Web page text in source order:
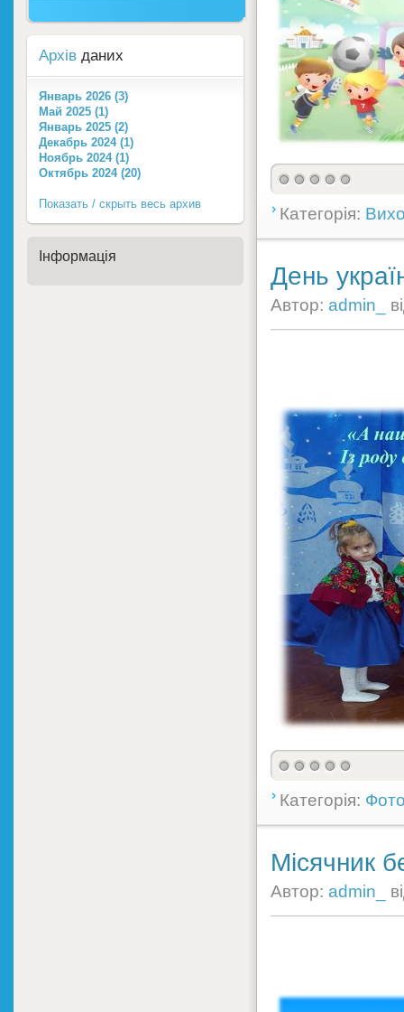
Категорія:
День
Автор: admin_
Категорія:
Місячник
Автор: admin_
Архів даних
Январь 2026 (3)
Май 2025 (1)
Январь 2025 (2)
Декабрь 2024 (1)
Ноябрь 2024 (1)
Октябрь 2024 (20)
Показать / скрыть весь архив
Інформація